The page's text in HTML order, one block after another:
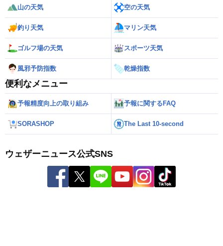
山の天気 空の天気
釣り天気 マリン天気
ゴルフ場の天気 スポーツ天気
風邪予防指数 乾燥指数
便利なメニュー
予報精度向上の取り組み 予報に関するFAQ
SORASHOP The Last 10-second
ウェザーニュース公式SNS